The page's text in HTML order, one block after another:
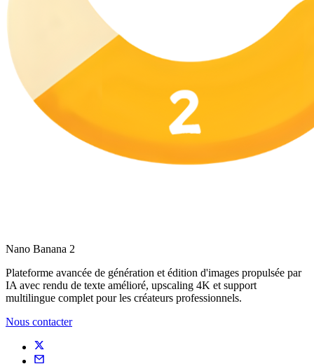
Nano Banana 2
Plateforme avancée de génération et édition d'images propulsée par
IA avec rendu de texte amélioré, upscaling 4K et support
multilingue complet pour les créateurs professionnels.
Nous contacter